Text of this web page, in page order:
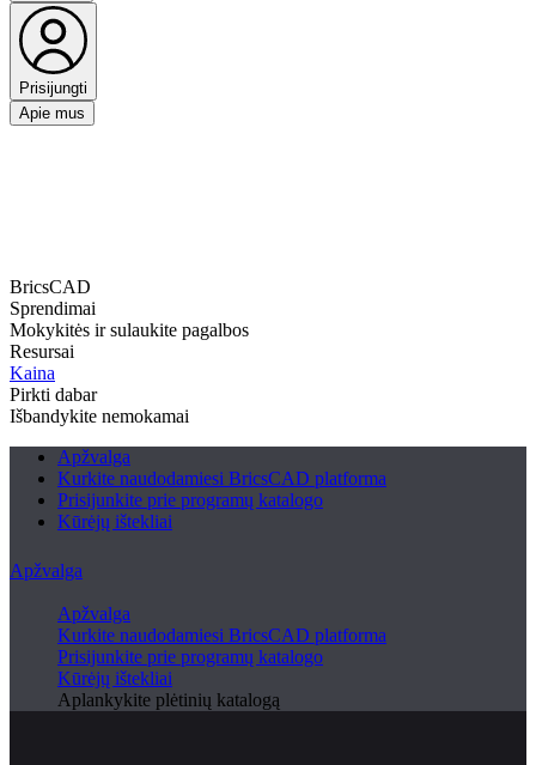
Prisijungti
Apie mus
BricsCAD
Sprendimai
Mokykitės ir sulaukite pagalbos
Resursai
Kaina
Pirkti dabar
Išbandykite nemokamai
Apžvalga
Kurkite naudodamiesi BricsCAD platforma
Prisijunkite prie programų katalogo
Kūrėjų ištekliai
Apžvalga
Apžvalga
Kurkite naudodamiesi BricsCAD platforma
Prisijunkite prie programų katalogo
Kūrėjų ištekliai
Aplankykite plėtinių katalogą